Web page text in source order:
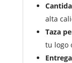
alta
Taza
tu logo